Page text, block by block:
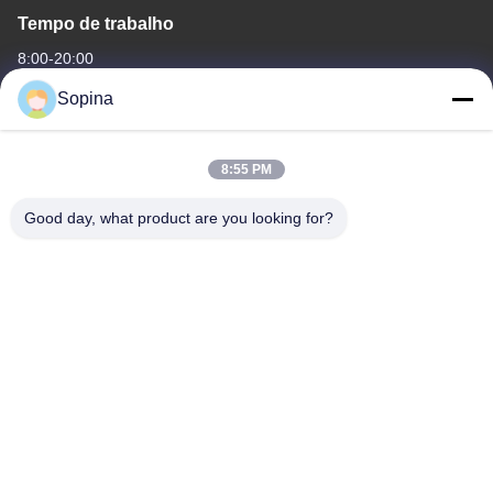
Tempo de trabalho
8:00-20:00
O nosso endereço
NO.61 Zona Industrial Pingxi, cidade de Huashan, distrito de
Sopina
8:55 PM
Good day, what product are you looking for?